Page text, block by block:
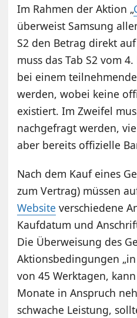
Im Rahmen der Aktion „
überweist Samsung
S2 den Betrag direkt
muss das Tab S2 vom
bei einem
werden, wobei keine
existiert. Im Zweifel
nachgefragt werden,
aber bereits offizielle
Nach dem Kauf eines
zum Vertrag) müssen
Website verschiedene
Kaufdatum und
Die Überweisung des
Aktionsbedingungen
von 45 Werktagen,
Monate in Anspruch
schwache Leistung,